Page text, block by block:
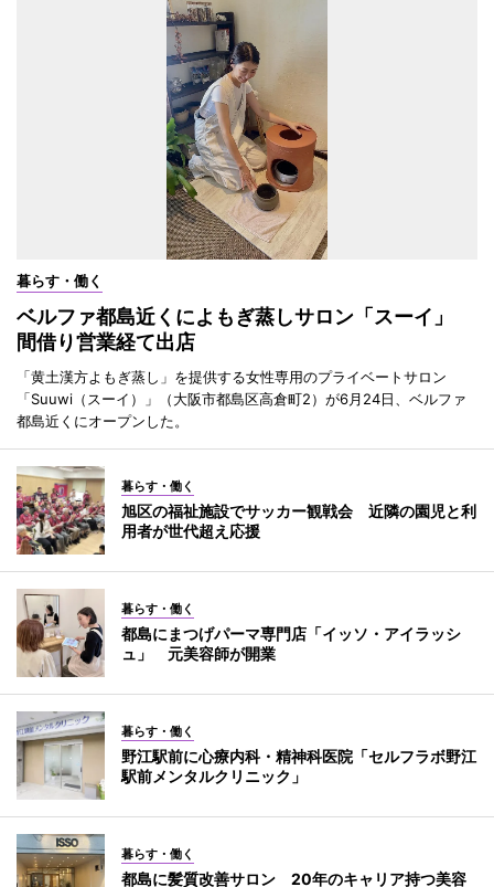
暮らす・働く
ベルファ都島近くによもぎ蒸しサロン「スーイ」
間借り営業経て出店
「黄土漢方よもぎ蒸し」を提供する女性専用のプライベートサロン
「Suuwi（スーイ）」（大阪市都島区高倉町2）が6月24日、ベルファ
都島近くにオープンした。
暮らす・働く
旭区の福祉施設でサッカー観戦会 近隣の園児と利
用者が世代超え応援
暮らす・働く
都島にまつげパーマ専門店「イッソ・アイラッシ
ュ」 元美容師が開業
暮らす・働く
野江駅前に心療内科・精神科医院「セルフラボ野江
駅前メンタルクリニック」
暮らす・働く
都島に髪質改善サロン 20年のキャリア持つ美容